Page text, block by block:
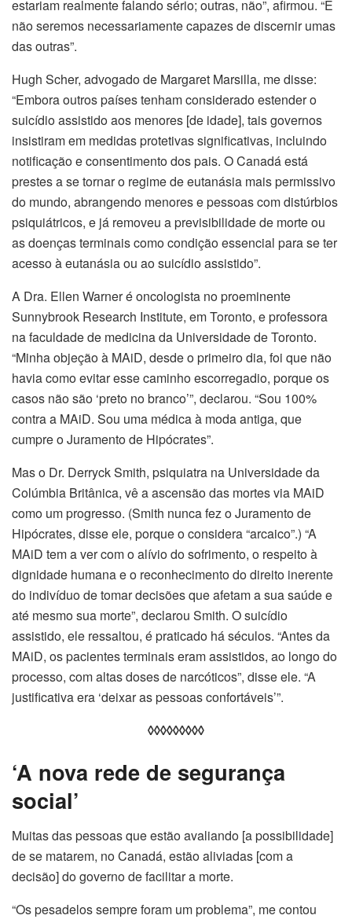
estariam realmente falando sério; outras, não”, afirmou. “E
não seremos necessariamente capazes de discernir umas
das outras”.
Hugh Scher, advogado de Margaret Marsilla, me disse:
“Embora outros países tenham considerado estender o
suicídio assistido aos menores [de idade], tais governos
insistiram em medidas protetivas significativas, incluindo
notificação e consentimento dos pais. O Canadá está
prestes a se tornar o regime de eutanásia mais permissivo
do mundo, abrangendo menores e pessoas com distúrbios
psiquiátricos, e já removeu a previsibilidade de morte ou
as doenças terminais como condição essencial para se ter
acesso à eutanásia ou ao suicídio assistido”.
A Dra. Ellen Warner é oncologista no proeminente
Sunnybrook Research Institute, em Toronto, e professora
na faculdade de medicina da Universidade de Toronto.
“Minha objeção à MAiD, desde o primeiro dia, foi que não
havia como evitar esse caminho escorregadio, porque os
casos não são ‘preto no branco’”, declarou. “Sou 100%
contra a MAiD. Sou uma médica à moda antiga, que
cumpre o Juramento de Hipócrates”.
Mas o Dr. Derryck Smith, psiquiatra na Universidade da
Colúmbia Britânica, vê a ascensão das mortes via MAiD
como um progresso. (Smith nunca fez o Juramento de
Hipócrates, disse ele, porque o considera “arcaico”.) “A
MAiD tem a ver com o alívio do sofrimento, o respeito à
dignidade humana e o reconhecimento do direito inerente
do indivíduo de tomar decisões que afetam a sua saúde e
até mesmo sua morte”, declarou Smith. O suicídio
assistido, ele ressaltou, é praticado há séculos. “Antes da
MAiD, os pacientes terminais eram assistidos, ao longo do
processo, com altas doses de narcóticos”, disse ele. “A
justificativa era ‘deixar as pessoas confortáveis’”.
◊◊◊◊◊◊◊◊◊
‘A nova rede de segurança
social’
Muitas das pessoas que estão avaliando [a possibilidade]
de se matarem, no Canadá, estão aliviadas [com a
decisão] do governo de facilitar a morte.
“Os pesadelos sempre foram um problema”, me contou